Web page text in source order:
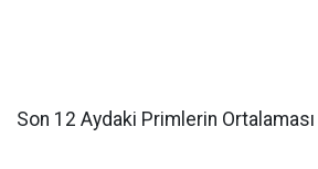
Son 12 Aydaki Primlerin Ortalaması